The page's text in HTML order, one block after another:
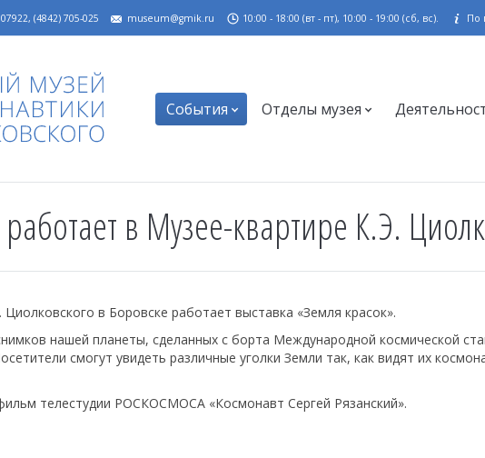
(4842) 705-025 museum@gmik.ru 10:00 - 18:00 (вт - пт), 10:00 - 19:00 (сб, вс). По
События Отделы музея
в Музее-квартире К.Э.
в Боровске работает выставка «Земля красок».
нашей планеты, сделанных с борта Международной космической
смогут увидеть различные уголки Земли так, как видят их
телестудии РОСКОСМОСА «Космонавт Сергей Рязанский».